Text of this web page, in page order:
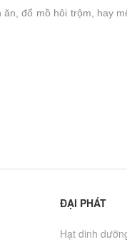
đổ mồ hôi trộm, hay
ĐẠI PHÁT
Hạt dinh